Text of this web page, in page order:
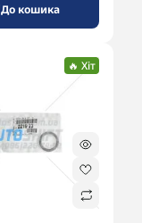
До кошика
🔥 Хіт